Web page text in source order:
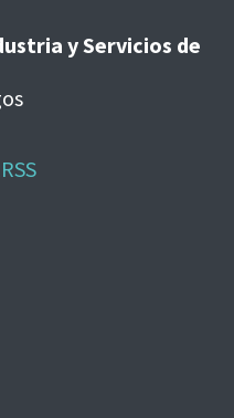
y Servicios de